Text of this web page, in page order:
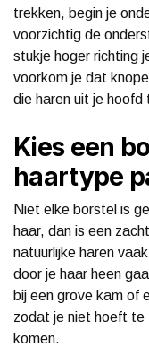
trekken, begin je
voorzichtig de
stukje hoger richting
voorkom je dat
die haren uit je
Kies een
haartype
Niet elke borstel is
haar, dan is een
natuurlijke haren
door je haar heen
bij een grove kam of
zodat je niet hoeft te
komen.